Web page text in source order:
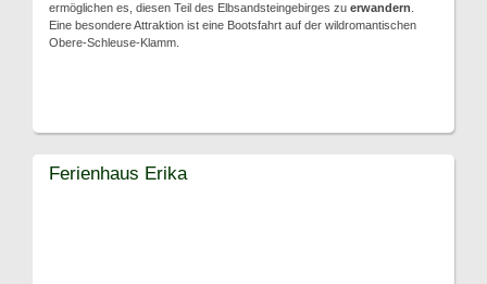
ermöglichen es, diesen Teil des Elbsandsteingebirges zu erwandern
Eine besondere Attraktion ist eine Bootsfahrt auf der wildromantischen
Obere-Schleuse-Klamm.
Ferienhaus Erika